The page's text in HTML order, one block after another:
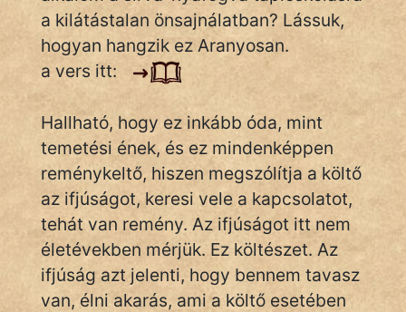
SZÓLÁS
És
KÖZMONDÁS
PSZICHO
ZENE
FILM
a kilátástalan önsajnálatban? Lássuk,
hogyan hangzik ez Aranyosan.
a vers itt:
Hallható, hogy ez inkább óda, mint
temetési ének, és ez mindenképpen
reménykeltő, hiszen megszólítja a költő
az ifjúságot, keresi vele a kapcsolatot,
tehát van remény. Az ifjúságot itt nem
életévekben mérjük. Ez költészet. Az
ifjúság azt jelenti, hogy bennem tavasz
van, élni akarás, ami a költő esetében